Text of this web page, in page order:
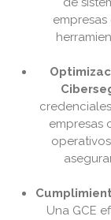
empresas
Una GCE